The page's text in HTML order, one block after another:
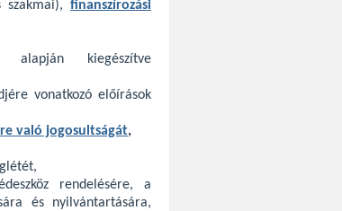
finanszírozási
kiegészítve
vonatkozó előírások
való jogosultságát,
rendelésére, a
és nyilvántartására,